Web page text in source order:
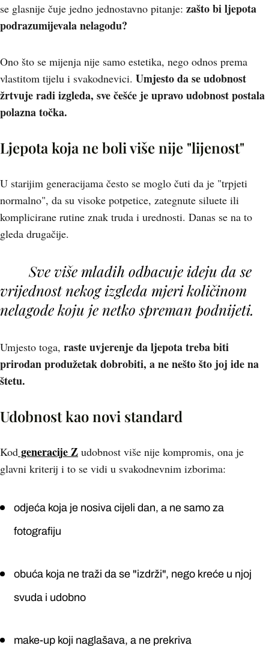
se glasnije čuje jedno jednostavno pitanje: zašto bi ljepota
podrazumijevala nelagodu?
Ono što se mijenja nije samo estetika, nego odnos prema
vlastitom tijelu i svakodnevici. Umjesto da se udobnost
žrtvuje radi izgleda, sve češće je upravo udobnost postala
polazna točka.
Ljepota koja ne boli više nije "lijenost"
U starijim generacijama često se moglo čuti da je "trpjeti
normalno", da su visoke potpetice, zategnute siluete ili
komplicirane rutine znak truda i urednosti. Danas se na to
gleda drugačije.
Sve više mladih odbacuje ideju da se
vrijednost nekog izgleda mjeri količinom
nelagode koju je netko spreman podnijeti.
Umjesto toga, raste uvjerenje da ljepota treba biti
prirodan produžetak dobrobiti, a ne nešto što joj ide na
štetu.
Udobnost kao novi standard
Kod generacije Z udobnost više nije kompromis, ona je
glavni kriterij i to se vidi u svakodnevnim izborima:
odjeća koja je nosiva cijeli dan, a ne samo za
fotografiju
obuća koja ne traži da se "izdrži", nego kreće u njoj
svuda i udobno
make-up koji naglašava, a ne prekriva